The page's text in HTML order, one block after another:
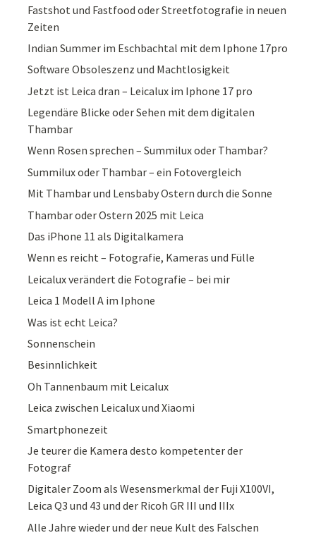
Fastshot und Fastfood oder Streetfotografie in neuen
Zeiten
Indian Summer im Eschbachtal mit dem Iphone 17pro
Software Obsoleszenz und Machtlosigkeit
Jetzt ist Leica dran – Leicalux im Iphone 17 pro
Legendäre Blicke oder Sehen mit dem digitalen
Thambar
Wenn Rosen sprechen – Summilux oder Thambar?
Summilux oder Thambar – ein Fotovergleich
Mit Thambar und Lensbaby Ostern durch die Sonne
Thambar oder Ostern 2025 mit Leica
Das iPhone 11 als Digitalkamera
Wenn es reicht – Fotografie, Kameras und Fülle
Leicalux verändert die Fotografie – bei mir
Leica 1 Modell A im Iphone
Was ist echt Leica?
Sonnenschein
Besinnlichkeit
Oh Tannenbaum mit Leicalux
Leica zwischen Leicalux und Xiaomi
Smartphonezeit
Je teurer die Kamera desto kompetenter der
Fotograf
Digitaler Zoom als Wesensmerkmal der Fuji X100VI,
Leica Q3 und 43 und der Ricoh GR III und IIIx
Alle Jahre wieder und der neue Kult des Falschen